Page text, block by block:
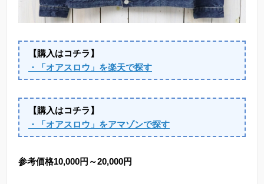
【購入はコチラ】
・「オアスロウ」を楽天で探す
【購入はコチラ】
・「オアスロウ」をアマゾンで探す
参考価格10,000円～20,000円